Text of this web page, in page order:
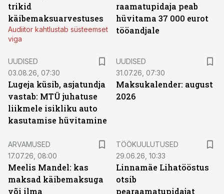
trikid
käibemaksuarvestuses
Audiitor kahtlustab süsteemset
viga
raamatupidaja peab
hüvitama 37 000 eurot
tööandjale
UUDISED
03.08.26, 07:30
Lugeja küsib, asjatundja
vastab: MTÜ juhatuse
liikmele isikliku auto
kasutamise hüvitamine
UUDISED
31.07.26, 07:30
Maksukalender: august
2026
ARVAMUSED
17.07.26, 08:00
Meelis Mandel: kas
maksad käibemaksuga
või ilma
TÖÖKUULUTUSED
29.06.26, 10:33
Linnamäe Lihatööstus
otsib
pearaamatupidajat